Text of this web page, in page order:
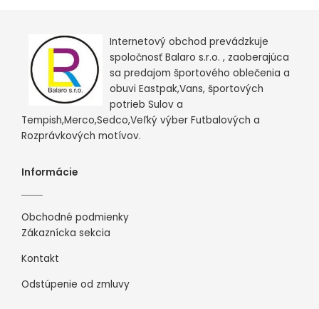
Internetový obchod prevádzkuje
spoločnosť Balaro s.r.o. , zaoberajúca
sa predajom športového oblečenia a
obuvi Eastpak,Vans, športových
potrieb Sulov a
Tempish,Merco,Sedco,Veľký výber Futbalových a
Rozprávkových motívov.
Informácie
Obchodné podmienky
Zákaznícka sekcia
Kontakt
Odstúpenie od zmluvy